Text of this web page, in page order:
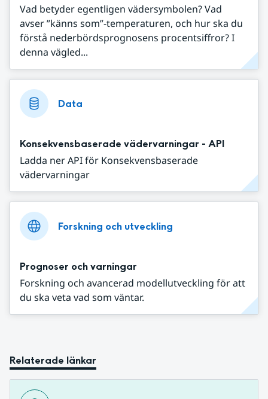
Vad betyder egentligen vädersymbolen? Vad
avser ”känns som”-temperaturen, och hur ska du
förstå nederbördsprognosens procentsiffror? I
denna vägled...
Data
Konsekvensbaserade vädervarningar - API
Ladda ner API för Konsekvensbaserade
vädervarningar
Forskning och utveckling
Prognoser och varningar
Forskning och avancerad modellutveckling för att
du ska veta vad som väntar.
Relaterade länkar